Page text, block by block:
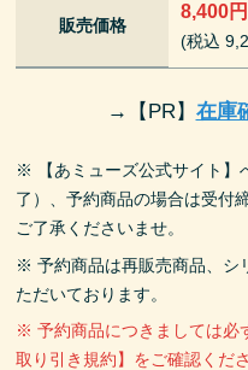
販売価格
8,400円
(税込
→ 【PR】 在庫
※ 【あミューズ公式サイト】
了）、予約商品の場合は受付
ご了承くださいませ。
※ 予約商品は再販売商品、シ
ただいております。
※ 予約商品につきましては必
取り引き規約】をご確認くだ